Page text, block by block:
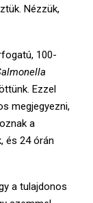
Nézzük,
100-
Ezzel
megjegyezni,
a
és 24 órán
a tulajdonos